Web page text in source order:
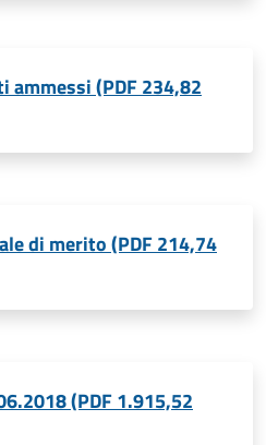
ammessi (PDF 234,82
di merito (PDF 214,74
(PDF 1.915,52